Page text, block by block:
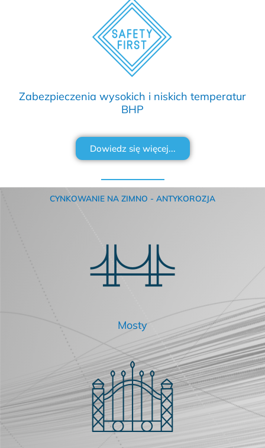
Zabezpieczenia wysokich i niskich temperatur
BHP
Dowiedz się więcej...
CYNKOWANIE NA ZIMNO - ANTYKOROZJA
Mosty